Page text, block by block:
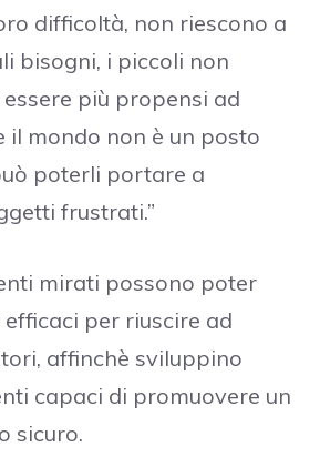
difficoltà, non riescono a
bisogni, i piccoli non
più propensi ad
il mondo non è un posto
poterli portare a
frustrati.”
mirati possono poter
per riuscire ad
affinchè sviluppino
capaci di promuovere un
sicuro.